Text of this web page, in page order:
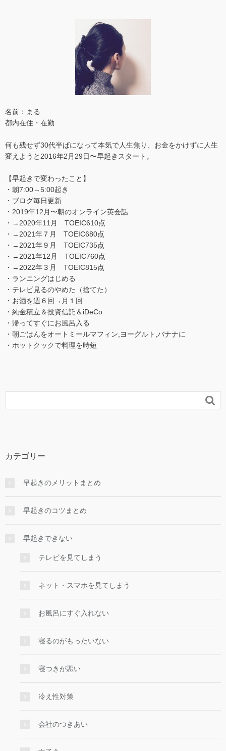
名前：まる
都内在住・在勤
何も残せず30代半ばになって本気で人生焦り、お金をかけずに人生
変えようと2016年2月29日〜早起きスタート。
【早起きで変わったこと】
・朝7:00→5:00起き
・ブログ毎日更新
・2019年12月〜朝のオンライン英会話
・→2020年11月 TOEIC610点
・→2021年７月 TOEIC680点
・→2021年９月 TOEIC735点
・→2021年12月 TOEIC760点
・→2022年３月 TOEIC815点
・ランニングはじめる
・テレビ見るのやめた（捨てた）
・お酒を週６回→月１回
・純金積立＆投資信託＆iDeCo
・帰ってすぐにお風呂入る
・朝ごはんをオートミールマフィン,ヨーグルト,バナナに
・ホットクックで料理を時短

カテゴリー
早起きのメリットまとめ
早起きのコツまとめ
早起きできない
テレビを見てしまう
ネット・スマホを見てしまう
お風呂にすぐ入れない
寝るのがもったいない
寝つきが悪い
冷え性対策
会社のつきあい